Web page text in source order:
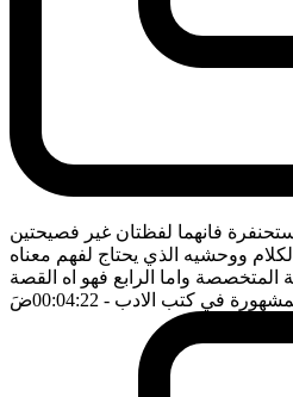
فانهما لفظتان غير فصيحتين
ووحشيه الذي يحتاج لفهم معناه
المتخصصة واما الرابع فهو اه القصة
في كتب الادب - 00:04:22 ضَ